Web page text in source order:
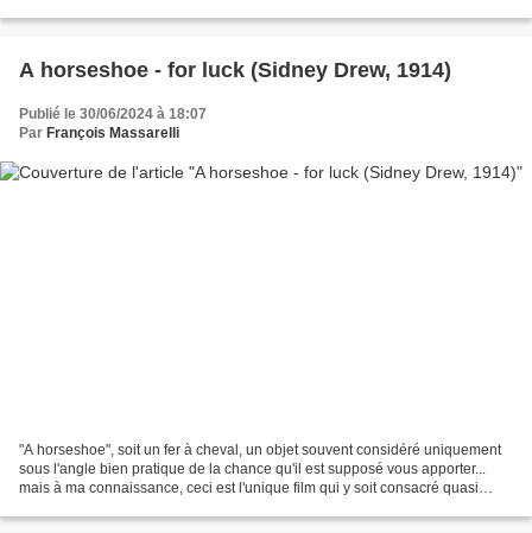
A horseshoe - for luck (Sidney Drew, 1914)
Publié le 30/06/2024 à 18:07
Par François Massarelli
"A horseshoe", soit un fer à cheval, un objet souvent considéré uniquement
sous l'angle bien pratique de la chance qu'il est supposé vous apporter...
mais à ma connaissance, ceci est l'unique film qui y soit consacré quasi